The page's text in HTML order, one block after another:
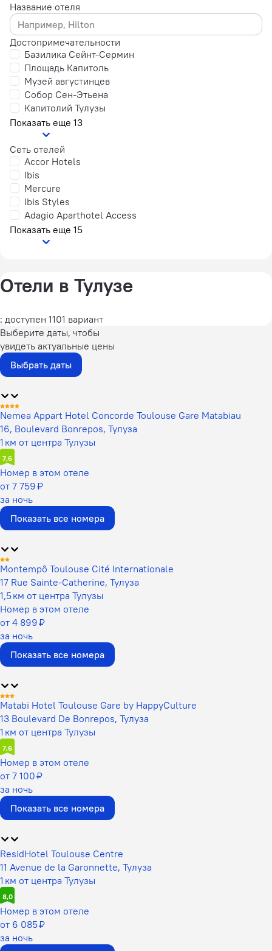
Название отеля
Достопримечательности
Базилика Сейнт-Сермин
Площадь Капитоль
Музей августинцев
Собор Сен-Этьена
Капитолий Тулузы
Показать еще 13
Сеть отелей
Accor Hotels
Ibis
Mercure
Ibis Styles
Adagio Aparthotel Access
Показать еще 15
Отели в Тулузе
: доступен 1101 вариант
Выберите даты, чтобы
увидеть актуальные цены
Выбрать даты
Nemea Appart Hotel Concorde Toulouse Gare Matabiau
16, Boulevard Bonrepos, Тулуза
1 км от центра Тулузы
7,6
Номер в этом отеле
от 7 759 ₽
за ночь
Показать все номера
Montempô Toulouse Cité Internationale
17 Rue Sainte-Catherine, Тулуза
1,5 км от центра Тулузы
Номер в этом отеле
от 4 899 ₽
за ночь
Показать все номера
Matabi Hotel Toulouse Gare by HappyCulture
13 Boulevard De Bonrepos, Тулуза
1 км от центра Тулузы
7,6
Номер в этом отеле
от 7 100 ₽
за ночь
Показать все номера
ResidHotel Toulouse Centre
11 Avenue de la Garonnette, Тулуза
1 км от центра Тулузы
8,0
Номер в этом отеле
от 6 085 ₽
за ночь